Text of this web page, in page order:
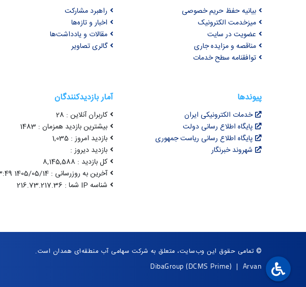
بیانیه حفظ حریم خصوصی
میزخدمت الکترونیک
عضویت در سایت
مناقصه و مزایده جاری
توافقنامه سطح خدمات
راهبرد مشارکت
اخبار و تازه‌ها
مقالات و یادداشت‌ها
گالری تصاویر
پیوندها
خدمات الکترونیکی ایران
پایگاه اطلاع رسانی دولت
پایگاه اطلاع رسانی ریاست جمهوری
شهروند خبرنگار
آمار بازدیدکنندگان
کاربران آنلاین : 28
بیشترین بازدید همزمان : 1483
بازدید امروز : 1,035
بازدید دیروز :
کل بازدید : 8,145,588
آخرین به روزرسانی : 1405/05/14 22:33:49
شناسه IP شما : 216.73.217.36
© تمامی حقوق این وب‌سایت، متعلق به شرکت سهامی آب منطقه‌ای همدان است.
DibaGroup (DCMS Prime) | Arvan